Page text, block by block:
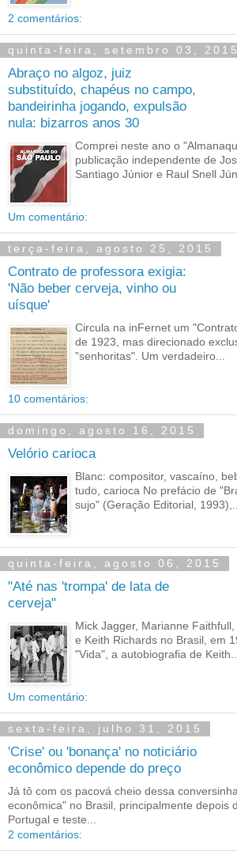
2 comentários:
quinta-feira, setembro 03, 2015
Abraço no algoz, juiz
substituído, chapéus no campo,
bandeirinha jogando, expulsão
nula: bizarros anos 30
Comprei neste ano o
publicação independente de
Santiago Júnior e Raul Snell
Um comentário:
terça-feira, agosto 25, 2015
Contrato de professora exigia:
'Não beber cerveja, vinho ou
uísque'
Circula na inFernet um
de 1923, mas direcionado
"senhoritas". Um verdadeiro...
10 comentários:
domingo, agosto 16, 2015
Velório carioca
Blanc: compositor, vascaíno,
tudo, carioca No prefácio de
sujo" (Geração Editorial, 1993),...
quinta-feira, agosto 06, 2015
"Até nas 'trompa' de lata de
cerveja"
Mick Jagger, Marianne
e Keith Richards no Brasil, em
"Vida", a autobiografia de Keith...
Um comentário:
sexta-feira, julho 31, 2015
'Crise' ou 'bonança' no noticiário
econômico depende do preço
Já tô com os pacová cheio dessa
econômica" no Brasil, principalmente depois
Portugal e teste...
2 comentários: